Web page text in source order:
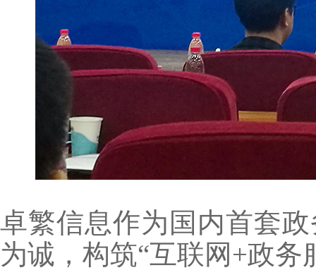
卓繁信息作为国内首套
为诚，构筑“互联网+政务